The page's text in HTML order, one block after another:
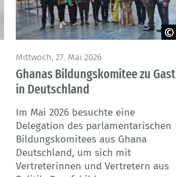
Mittwoch, 27. Mai 2026
Ghanas Bildungskomitee zu Gast
in Deutschland
Im Mai 2026 besuchte eine
Delegation des parlamentarischen
Bildungskomitees aus Ghana
Deutschland, um sich mit
Vertreterinnen und Vertretern aus